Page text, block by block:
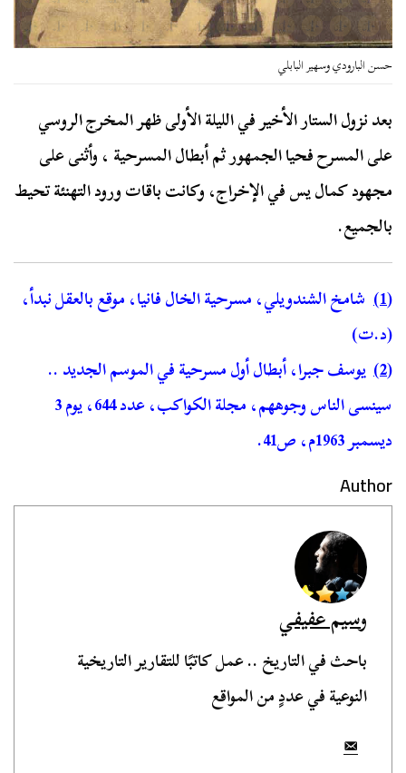
حسن البارودي وسهير البابلي
بعد نزول الستار الأخير في الليلة الأولى ظهر المخرج الروسي
على المسرح فحيا الجمهور ثم أبطال المسرحية ، وأثنى على
مجهود كمال يس في الإخراج، وكانت باقات ورود التهنئة تحيط
بالجميع.
(1)
شامخ الشندويلي، مسرحية الخال فانيا، موقع بالعقل نبدأ،
(د.ت)
(2)
يوسف جبرا، أبطال أول مسرحية في الموسم الجديد ..
سينسى الناس وجوههم، مجلة الكواكب، عدد 644، يوم 3
ديسمبر 1963م، ص41.
Author
وسيم عفيفي
باحث في التاريخ .. عمل كاتبًا للتقارير التاريخية
النوعية في عددٍ من المواقع